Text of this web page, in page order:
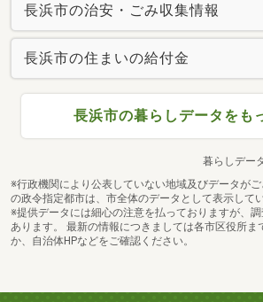
長浜市の治安・ごみ収集情報
長浜市の住まいの給付金
長浜市の暮らしデータをも
暮らしデー
※行政機関により公表していない地域及びデータが
の政令指定都市は、市全体のデータとして表示してい
※提供データには細心の注意を払っておりますが、
あります。 最新の情報につきましては各市区役所ま
か、自治体HPなどをご確認ください。